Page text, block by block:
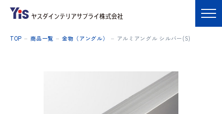
TOP 商品一覧 金物（アングル） アルミアングル シルバー(S)